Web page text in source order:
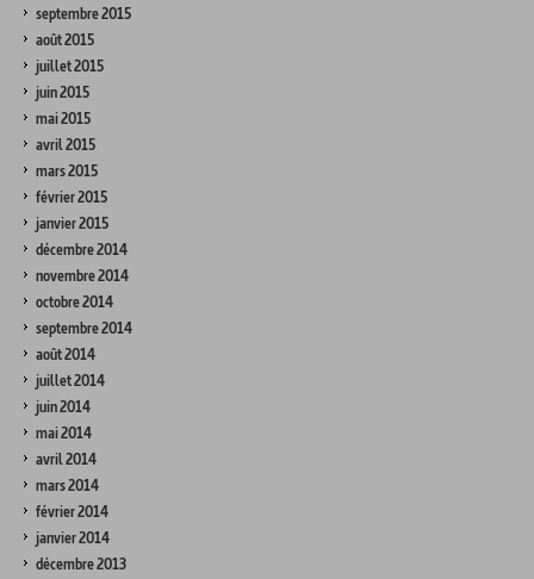
septembre 2015
août 2015
juillet 2015
juin 2015
mai 2015
avril 2015
mars 2015
février 2015
janvier 2015
décembre 2014
novembre 2014
octobre 2014
septembre 2014
août 2014
juillet 2014
juin 2014
mai 2014
avril 2014
mars 2014
février 2014
janvier 2014
décembre 2013